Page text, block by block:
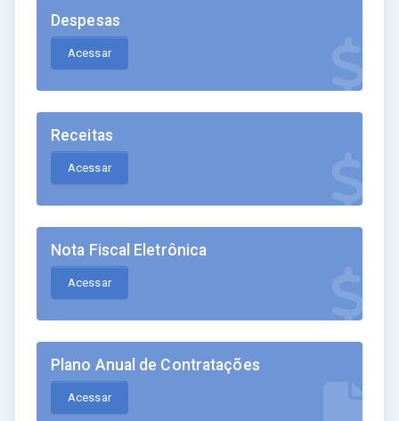
Despesas
Acessar
Receitas
Acessar
Nota Fiscal Eletrônica
Acessar
Plano Anual de Contratações
Acessar